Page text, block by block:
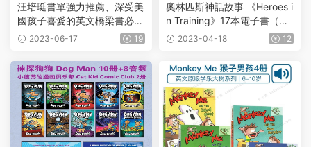
汪培珽書單強力推薦、深受美
國孩子喜愛的英文橋梁書必讀
書《糊塗女傭 Amelia Bedeli
2023-06-17 19
奧林匹斯神話故事 《Heroes i
n Training》17本電子書（mo
bi+epub） 英雄在磨練 兒童
2023-04-18 12